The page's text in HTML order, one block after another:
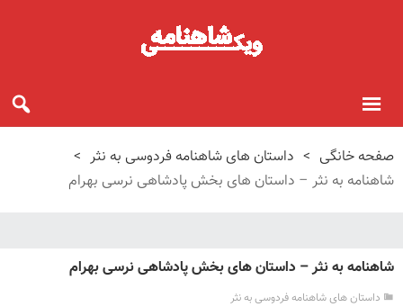
صفحه خانگی > داستان های شاهنامه فردوسی به نثر >
شاهنامه به نثر – داستان های بخش پادشاهی نرسی بهرام
شاهنامه به نثر – داستان های بخش پادشاهی نرسی بهرام
داستان های شاهنامه فردوسی به نثر